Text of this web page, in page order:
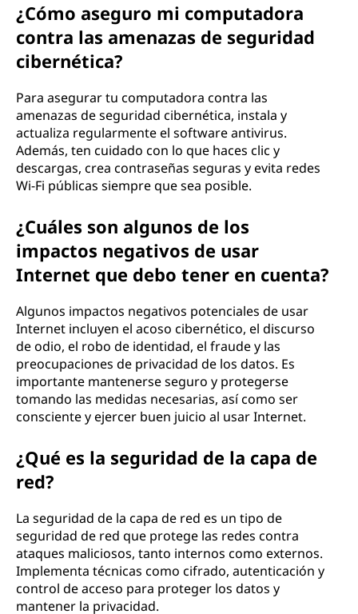
¿Cómo aseguro mi computadora
contra las amenazas de seguridad
cibernética?
Para asegurar tu computadora contra las
amenazas de seguridad cibernética, instala y
actualiza regularmente el software antivirus.
Además, ten cuidado con lo que haces clic y
descargas, crea contraseñas seguras y evita redes
Wi-Fi públicas siempre que sea posible.
¿Cuáles son algunos de los
impactos negativos de usar
Internet que debo tener en cuenta?
Algunos impactos negativos potenciales de usar
Internet incluyen el acoso cibernético, el discurso
de odio, el robo de identidad, el fraude y las
preocupaciones de privacidad de los datos. Es
importante mantenerse seguro y protegerse
tomando las medidas necesarias, así como ser
consciente y ejercer buen juicio al usar Internet.
¿Qué es la seguridad de la capa de
red?
La seguridad de la capa de red es un tipo de
seguridad de red que protege las redes contra
ataques maliciosos, tanto internos como externos.
Implementa técnicas como cifrado, autenticación y
control de acceso para proteger los datos y
mantener la privacidad.